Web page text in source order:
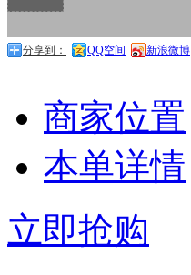
分享到： QQ空间 新浪微博
商家位置
本单详情
立即抢购